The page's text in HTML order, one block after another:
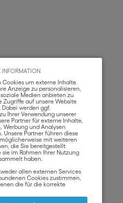
INFORMATION
Cookies um externe Inhalte
Anzeige zu personalisieren,
Medien anbieten zu
Zugriffe auf unsere Website
Dabei werden ggf.
Ihrer Verwendung unserer
Partner für externe Inhalte,
Werbung und Analysen
Unsere Partner führen diese
mit weiteren
die Sie bereitgestellt
im Rahmen Ihrer Nutzung
haben.
allen externen Services
Cookies zustimmen,
die für die korrekte
Beachten Sie, dass bei der